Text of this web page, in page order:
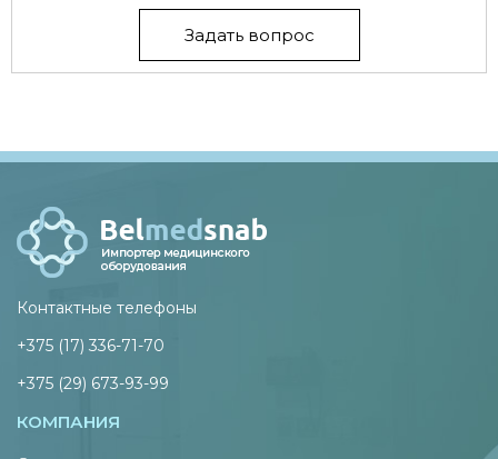
Задать вопрос
Контактные телефоны
+375 (17) 336-71-70
+375 (29) 673-93-99
КОМПАНИЯ